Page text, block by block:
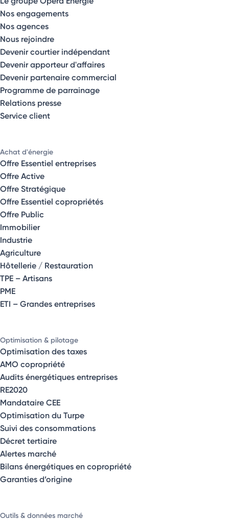
Nos engagements
Nos agences
Nous rejoindre
Devenir courtier indépendant
Devenir apporteur d'affaires
Devenir partenaire commercial
Programme de parrainage
Relations presse
Service client
Achat d'énergie
Offre Essentiel entreprises
Offre Active
Offre Stratégique
Offre Essentiel copropriétés
Offre Public
Immobilier
Industrie
Agriculture
Hôtellerie / Restauration
TPE – Artisans
PME
ETI – Grandes entreprises
Optimisation & pilotage
Optimisation des taxes
AMO copropriété
Audits énergétiques entreprises
RE2020
Mandataire CEE
Optimisation du Turpe
Suivi des consommations
Décret tertiaire
Alertes marché
Bilans énergétiques en copropriété
Garanties d’origine
Outils & données marché